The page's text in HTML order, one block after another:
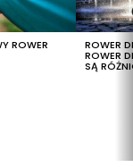
ROWER ROWER
ROWER
SĄ